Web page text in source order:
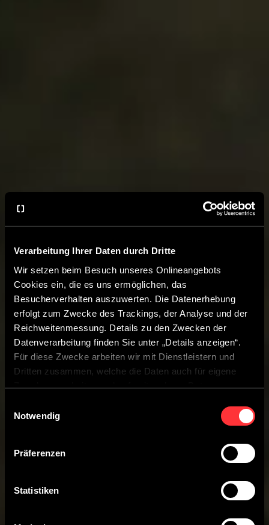
Verarbeitung Ihrer Daten durch Dritte
Wir setzen beim Besuch unseres Onlineangebots
Cookies ein, die es uns ermöglichen, das
Besucherverhalten auszuwerten. Die Datenerhebung
erfolgt zum Zwecke des Trackings, der Analyse und der
Reichweitenmessung. Details zu den Zwecken der
Datenverarbeitung finden Sie unter „Details anzeigen“.
Für diese Zwecke arbeiten wir mit Dienstleistern und
Dritten zusammen, welche die Daten auch für eigene
Zwecke verarbeiten und ggf. mit anderen Daten
Durch Anklicken der Schaltfläche „Cookies zulassen“
Detailansicht geben Sie Ihre Einwilligung zur Verarbeitung
Ihrer Daten zu den jeweiligen Zwecken. Sie ist freiwillig,
widerruflich für die Zukunft durch Anklicken der
Schaltfläche „Einwilligung widerrufen“. Weitere Hinweise
Notwendig
Präferenzen
Statistiken